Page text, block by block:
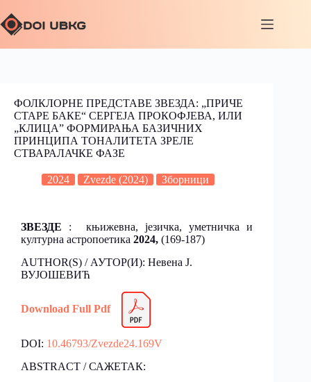
ФОЛКЛОРНЕ ПРЕДСТАВЕ ЗВЕЗДА: „ПРИЧЕ
СТАРЕ БАКЕ“ СЕРГЕЈА ПРОКОФЈЕВА, ИЛИ
„КЛИЦА” ФОРМИРАЊА БАЗИЧНИХ
ПРИНЦИПА ТОНАЛИТЕТА ЗРЕЛЕ
СТВАРАЛАЧКЕ ФАЗЕ
2024 Zvezde (2024) Зборници
ЗВЕЗДЕ : књижевна, језичка, уметничка и
културна астропоетика 2024, (169-187)
AUTHOR(S) / АУТОР(И): Невена Ј.
ВУЈОШЕВИЋ
Download Full Pdf
DOI: 10.46793/Zvezde24.169V
ABSTRACT / САЖЕТАК: